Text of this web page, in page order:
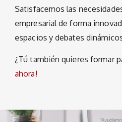
Satisfacemos las
empresarial de forma
espacios y debates
¿Tú también quieres formar
ahora!